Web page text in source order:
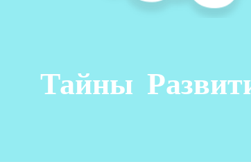
Тайны